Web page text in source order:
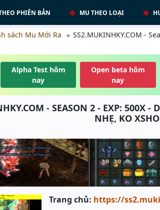
PHIÊN BẢN MU THEO LOẠI
sách Mu Mới Ra
SS2.MUKINHKY.COM -
Alpha Test hôm
nay
Open beta hôm
nay
- SEASON 2 - EXP: 500X -
NHẸ, KO
Trang chủ: https://